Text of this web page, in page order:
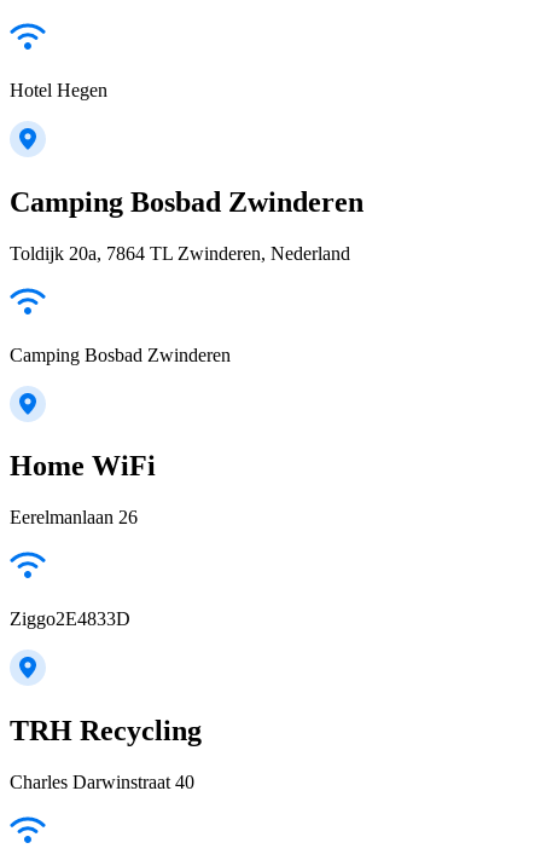
Hotel Hegen
Camping Bosbad Zwinderen
Toldijk 20a, 7864 TL Zwinderen, Nederland
Camping Bosbad Zwinderen
Home WiFi
Eerelmanlaan 26
Ziggo2E4833D
TRH Recycling
Charles Darwinstraat 40